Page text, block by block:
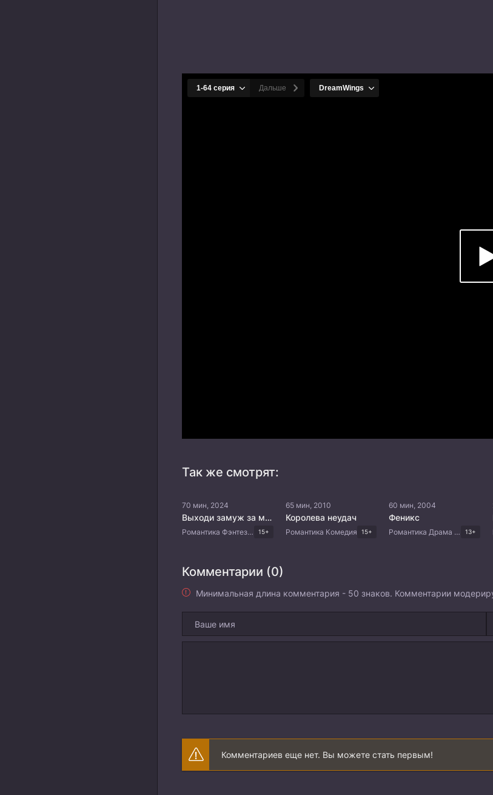
Так же смотрят:
70 мин, 2024
Выходи замуж за моего супруга!
Романтика Фэнтези Комедия Драма Корейские дорамы 15+
65 мин, 2010
Королева неудач
Романтика Комедия 15+
60 мин, 2004
Феникс
Романтика Драма Корейские дорамы 13+
Комментарии (0)
Минимальная длина комментария - 50 знаков. Комментарии
Комментариев еще нет. Вы можете стать первым!